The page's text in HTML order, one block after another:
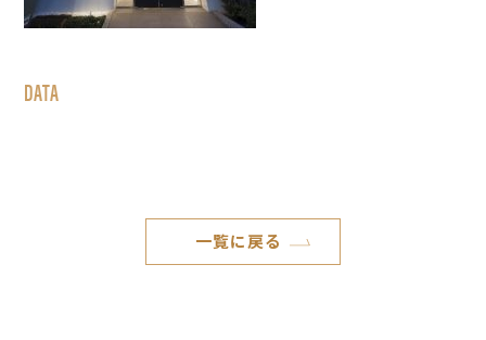
DATA
一覧に戻る